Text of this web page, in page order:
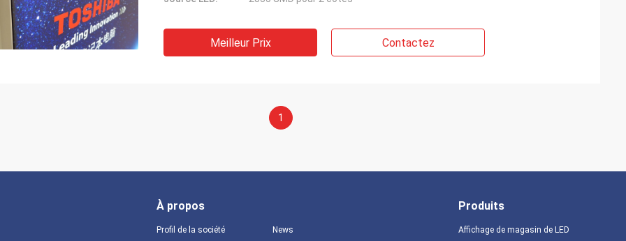
Meilleur Prix Contactez
1
À propos
Profil de la société News
Produits
Affichage de magasin de LED